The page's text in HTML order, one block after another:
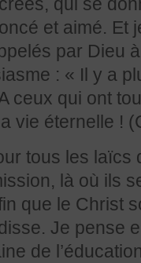
et aimé. Et
par Dieu
: « Il y a
ceux qui ont
vie éternelle !
tous les
là où ils
que le Christ
Je pense
de